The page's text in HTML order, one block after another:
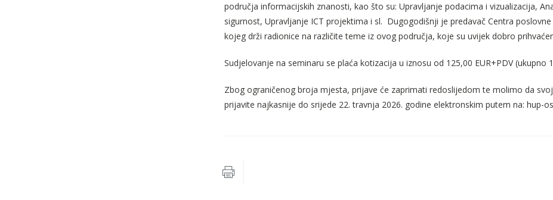
područja informacijskih znanosti, kao što su: Upravljanje podacima i vizualizacija,
sigurnost, Upravljanje ICT projektima i sl. Dugogodišnji je predavač Centra
kojeg drži radionice na različite teme iz ovog područja, koje su uvijek dobro
Sudjelovanje na seminaru se plaća kotizacija u iznosu od 125,00 EUR+PDV (ukupno
Zbog ograničenog broja mjesta, prijave će zaprimati redoslijedom te molimo da
prijavite najkasnije do srijede 22. travnja 2026. godine elektronskim putem na: hup-